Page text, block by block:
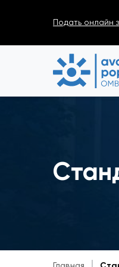
Подать онлайн